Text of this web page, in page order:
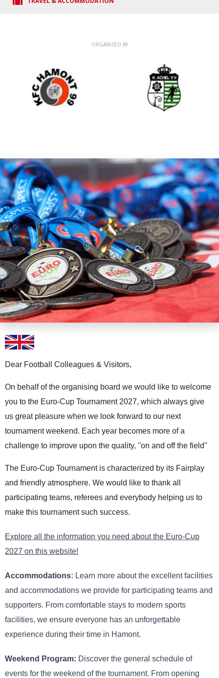
ORGANISED BY
Dear Football Colleagues & Visitors,
On behalf of the organising board we would like to welcome
you to the Euro-Cup Tournament 2027, which always give
us great pleasure when we look forward to our next
tournament weekend. Each year becomes more of a
challenge to improve upon the quality, ''on and off the field''
The Euro-Cup Tournament is characterized by its Fairplay
and friendly atmosphere. We would like to thank all
participating teams, referees and everybody helping us to
make this tournament such success.
Explore all the information you need about the Euro-Cup
2027 on this website!
Accommodations: Learn more about the excellent facilities
and accommodations we provide for participating teams and
supporters. From comfortable stays to modern sports
facilities, we ensure everyone has an unforgettable
experience during their time in Hamont.
Weekend Program: Discover the general schedule of
events for the weekend of the tournament. From opening